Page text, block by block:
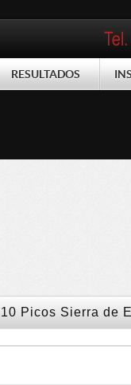
RESULTADOS
Picos Sierra de